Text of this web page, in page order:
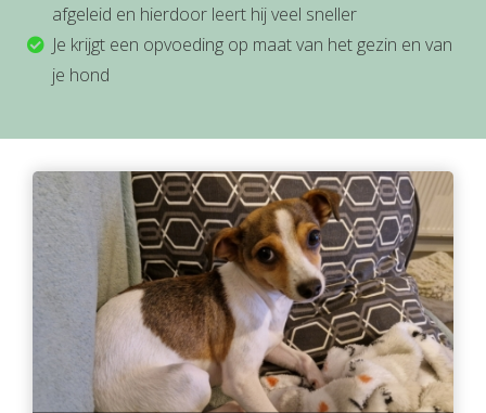
afgeleid en hierdoor leert hij veel sneller
Je krijgt een opvoeding op maat van het gezin en van
je hond